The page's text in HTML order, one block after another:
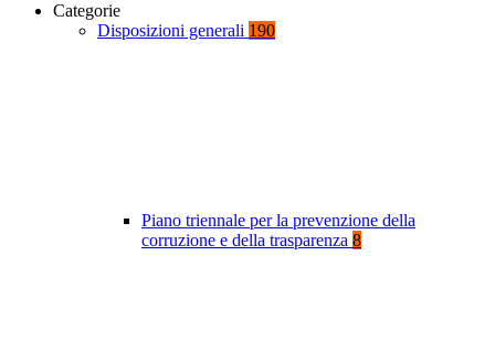
Categorie
Disposizioni generali 190
Piano triennale per la prevenzione della
corruzione e della trasparenza 8